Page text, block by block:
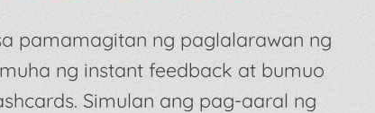
pamamagitan ng paglalarawan ng
ng instant feedback at bumuo
Simulan ang pag-aaral ng